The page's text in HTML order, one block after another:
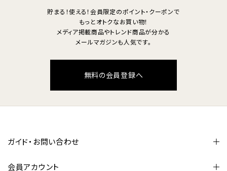
貯まる！使える！会員限定のポイント・クーポンで
もっとオトクなお買い物！
メディア掲載商品やトレンド商品が分かる
メールマガジンも人気です。
無料の会員登録へ
ガイド・お問い合わせ
会員アカウント